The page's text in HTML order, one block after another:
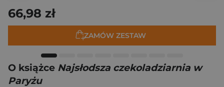
66,98 zł
ZAMÓW ZESTAW
O książce Najsłodsza czekoladziarnia w
Paryżu